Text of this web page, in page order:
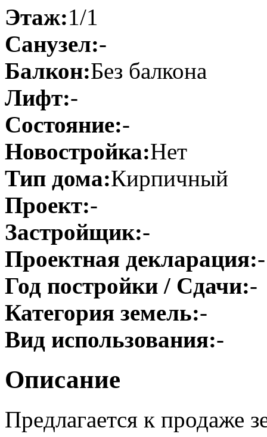
Этаж:1/1
Санузел:-
Балкон:Без балкона
Лифт:-
Состояние:-
Новостройка:Нет
Тип дома:Кирпичный
Проект:-
Застройщик:-
Проектная декларация:-
Год постройки / Сдачи:-
Категория земель:-
Вид использования:-
Описание
Пpeдлaгается к пpодаже